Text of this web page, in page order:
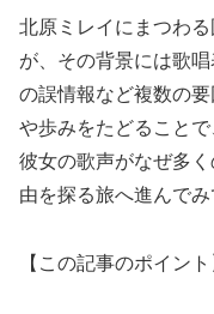
北原ミレイにまつわ
が、その背景には歌
の誤情報など複数の
や歩みをたどること
彼女の歌声がなぜ多
由を探る旅へ進んでみ
【この記事のポイント